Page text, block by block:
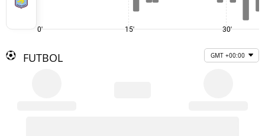
0' 15' 30'
FUTBOL GMT +00:00